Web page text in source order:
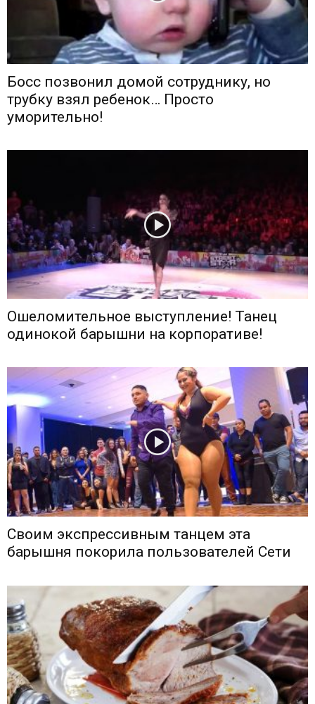
Босс позвонил домой сотруднику, но
трубку взял ребенок… Просто
уморительно!
Ошеломительное выступление! Танец
одинокой барышни на корпоративе!
Своим экспрессивным танцем эта
барышня покорила пользователей Сети